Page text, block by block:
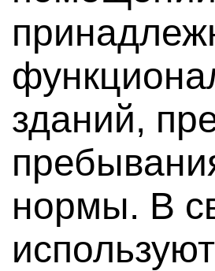
зданий,
нормы. В